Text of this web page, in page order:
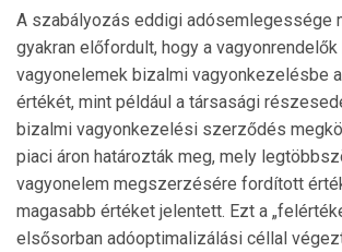
A szabályozás eddigi adósemlegessége
gyakran előfordult, hogy a
vagyonelemek bizalmi vagyonkezelésbe
értékét, mint például a társasági
bizalmi vagyonkezelési szerződés
piaci áron határozták meg, mely
vagyonelem megszerzésére fordított
magasabb értéket jelentett. Ezt a
elsősorban adóoptimalizálási céllal